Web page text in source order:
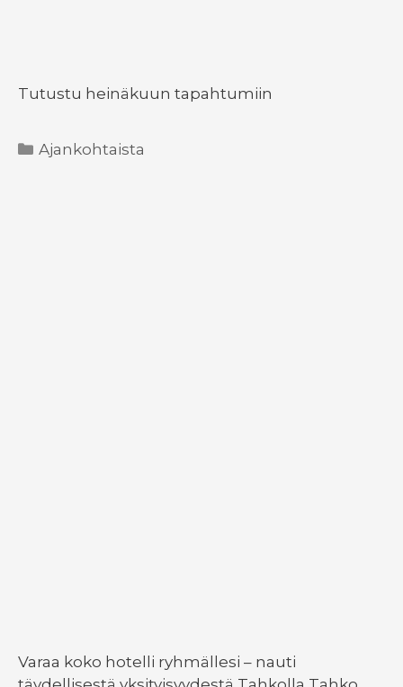
Tutustu heinäkuun tapahtumiin
Kategoriat
Ajankohtaista
Varaa koko hotelli ryhmällesi – nauti